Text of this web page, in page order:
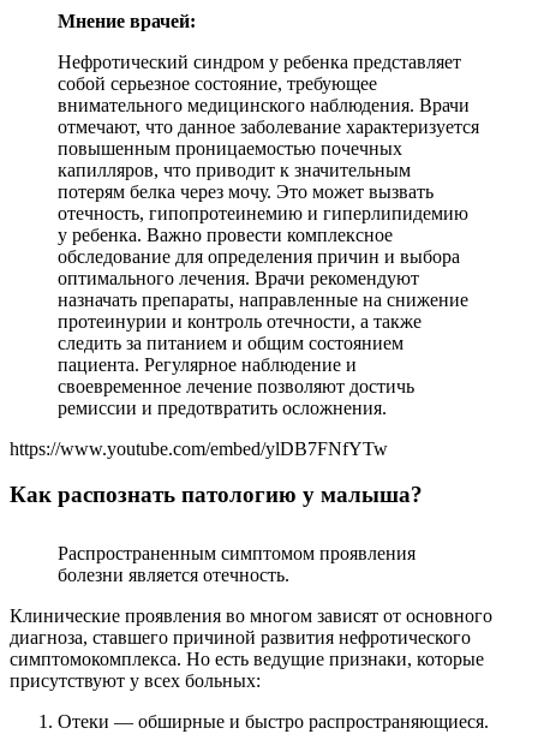
Мнение врачей:
Нефротический синдром у ребенка представляет
собой серьезное состояние, требующее
внимательного медицинского наблюдения. Врачи
отмечают, что данное заболевание характеризуется
повышенным проницаемостью почечных
капилляров, что приводит к значительным
потерям белка через мочу. Это может вызвать
отечность, гипопротеинемию и гиперлипидемию
у ребенка. Важно провести комплексное
обследование для определения причин и выбора
оптимального лечения. Врачи рекомендуют
назначать препараты, направленные на снижение
протеинурии и контроль отечности, а также
следить за питанием и общим состоянием
пациента. Регулярное наблюдение и
своевременное лечение позволяют достичь
ремиссии и предотвратить осложнения.
https://www.youtube.com/embed/ylDB7FNfYTw
Как распознать патологию у малыша?
Распространенным симптомом проявления
болезни является отечность.
Клинические проявления во многом зависят от основного
диагноза, ставшего причиной развития нефротического
симптомокомплекса. Но есть ведущие признаки, которые
присутствуют у всех больных:
Отеки — обширные и быстро распространяющиеся.